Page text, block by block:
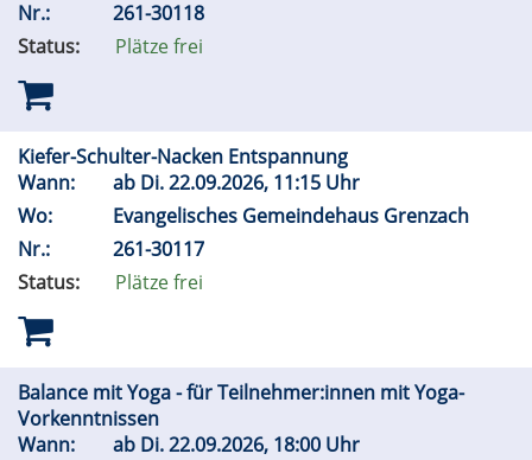
Nr.:
261-30118
Status:
Plätze frei
Kiefer-Schulter-Nacken Entspannung
Wann:
ab Di.22.09.2026, 11:15 Uhr
Wo:
Evangelisches Gemeindehaus Grenzach
Nr.:
261-30117
Status:
Plätze frei
Balance mit Yoga - für Teilnehmer:innen mit Yoga-
Vorkenntnissen
Wann:
ab Di.22.09.2026, 18:00 Uhr